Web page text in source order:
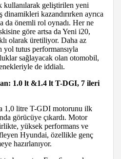
geliştirilen yeni
kazandırırken ayrıca
da önemli rol oynadı. Her ne
göre artsa da Yeni i20,
olarak üretiliyor. Daha az
tutus performansıyla
sağlayacak olan otomobil,
de iddialı.
1.0 lt &1.4 lt T-DGI, 7 ileri
1,0 litre T-GDI motorunu ilk
görücüye çıkardı. Motor
yüksek performans ve
Hyundai, özellikle genç
hazırlanıyor.